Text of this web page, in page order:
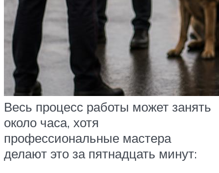
Весь процесс работы может занять
около часа, хотя
профессиональные мастера
делают это за пятнадцать минут: